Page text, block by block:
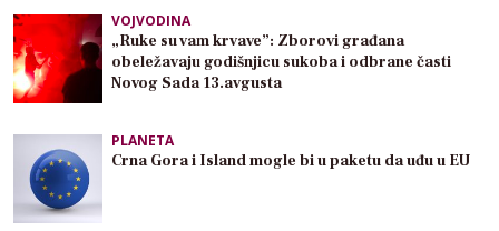
VOJVODINA
„Ruke su vam krvave”: Zborovi građana
obeležavaju godišnjicu sukoba i odbrane časti
Novog Sada 13.avgusta
PLANETA
Crna Gora i Island mogle bi u paketu da uđu u EU